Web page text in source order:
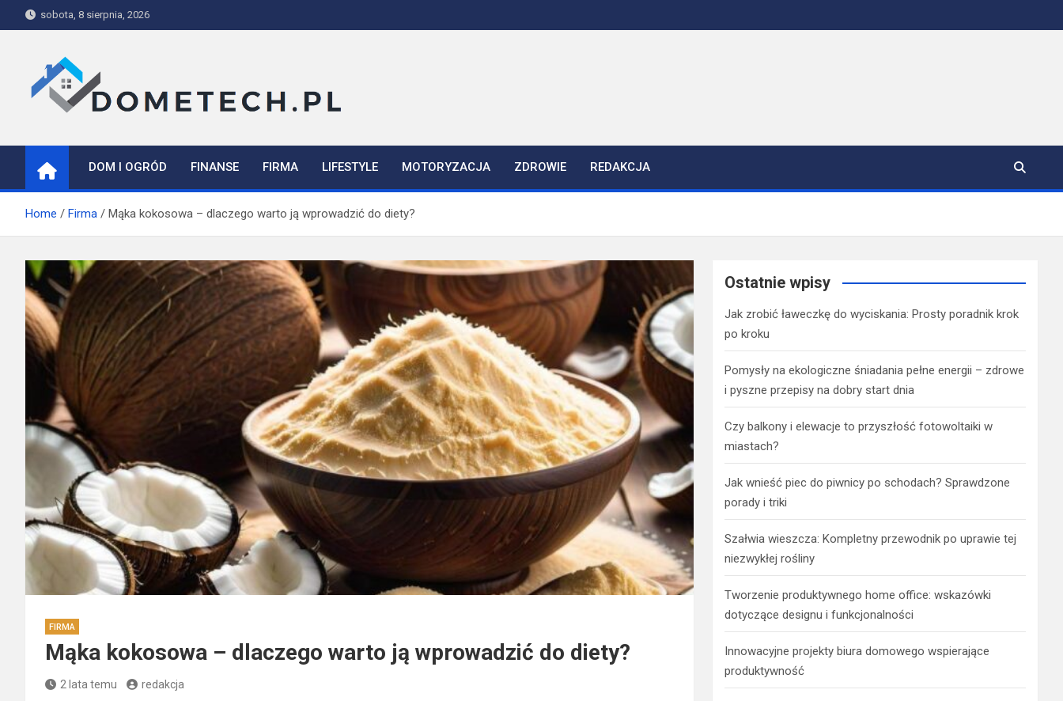
to
sobota, 8 sierpnia, 2026
Dometech
DOM I OGRÓD FINANSE FIRMA LIFESTYLE MOTORYZACJA ZDROWIE REDAKCJA
Home Firma Mąka kokosowa – dlaczego warto ją wprowadzić do diety?
FIRMA
Mąka kokosowa – dlaczego warto ją wprowadzić do diety?
2 lata temu redakcja
Ostatnie wpisy
Jak zrobić ławeczkę do wyciskania: Prosty poradnik krok
po kroku
Pomysły na ekologiczne śniadania pełne energii – zdrowe
i pyszne przepisy na dobry start dnia
Czy balkony i elewacje to przyszłość fotowoltaiki w
miastach?
Jak wnieść piec do piwnicy po schodach? Sprawdzone
porady i triki
Szałwia wieszcza: Kompletny przewodnik po uprawie tej
niezwykłej rośliny
Tworzenie produktywnego home office: wskazówki
dotyczące designu i funkcjonalności
Innowacyjne projekty biura domowego wspierające
produktywność